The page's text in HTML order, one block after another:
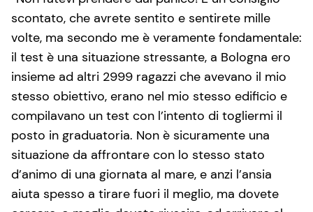
scontato, che avrete sentito e sentirete mille
volte, ma secondo me è veramente fondamentale:
il test è una situazione stressante, a Bologna ero
insieme ad altri 2999 ragazzi che avevano il mio
stesso obiettivo, erano nel mio stesso edificio e
compilavano un test con l’intento di togliermi il
posto in graduatoria. Non è sicuramente una
situazione da affrontare con lo stesso stato
d’animo di una giornata al mare, e anzi l’ansia
aiuta spesso a tirare fuori il meglio, ma dovete